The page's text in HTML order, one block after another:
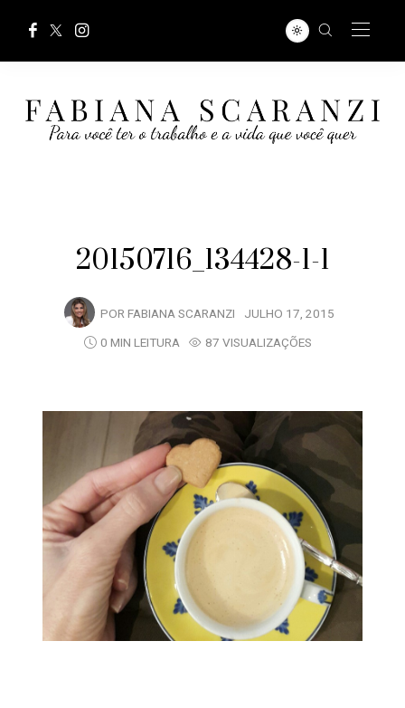
20150716_134428-1-1
POR FABIANA SCARANZI JULHO 17, 2015
0 MIN LEITURA
87 VISUALIZAÇÕES